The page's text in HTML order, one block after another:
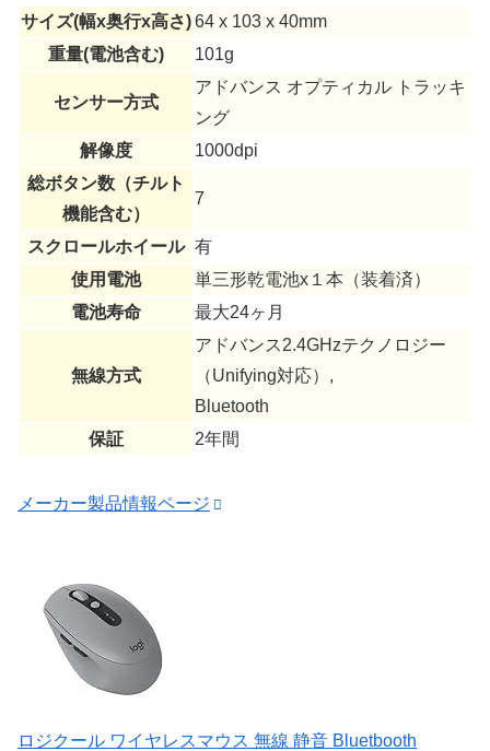
サイズ(幅x奥行x高さ)64 x 103 x 40mm
重量(電池含む)
101g
センサー方式
アドバンス オプティカル トラッキ
ング
解像度
1000dpi
総ボタン数（チルト
機能含む）
7
スクロールホイール 有
使用電池
単三形乾電池x１本（装着済）
電池寿命
最大24ヶ月
無線方式
アドバンス2.4GHzテクノロジー
（Unifying対応）,
Bluetooth
保証
2年間
メーカー製品情報ページ
ロジクール ワイヤレスマウス 無線 静音 Bluetbooth